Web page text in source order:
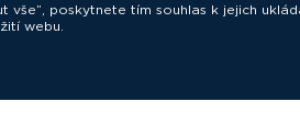
vše”, poskytnete tím souhlas k jejich
webu.